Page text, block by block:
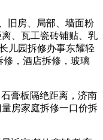
旧房、局部、墙面粉
、瓦工瓷砖铺贴、乳
儿园拆修办事东耀轻
修，酒店拆修，玻璃
膏板隔绝距离，济南
房家庭拆修一口价拆